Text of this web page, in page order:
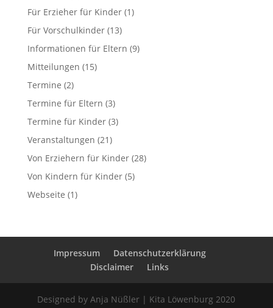
Für Erzieher für Kinder(1)
Für Vorschulkinder(13)
Informationen für Eltern (9)
Mitteilungen (15)
Termine (2)
Termine für Eltern (3)
Termine für Kinder(3)
Veranstaltungen (21)
Von Erziehern für Kinder(28)
Von Kindern für Kinder(5)
Webseite (1)
Impressum
Datenschutzerklärung
Disclaimer
Links
Designed by Anja Nüßler | Kita Löwenburg 2020